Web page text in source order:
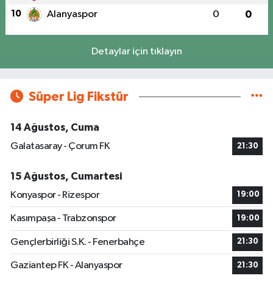
10 Alanyaspor 0 0
Detaylar için tıklayın
Süper Lig Fikstür
14 Ağustos, Cuma
Galatasaray - Çorum FK
21:30
15 Ağustos, Cumartesi
Konyaspor - Rizespor
19:00
Kasımpaşa - Trabzonspor 19:00
Gençlerbirliği S.K. - Fenerbahçe 21:30
Gaziantep FK - Alanyaspor 21:30